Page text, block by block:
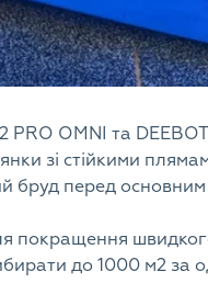
PRO OMNI та DEEBOT
зі стійкими
бруд перед
покращення
до 1000 м2 за